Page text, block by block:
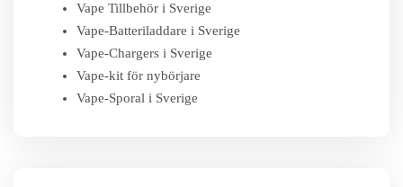
Vape Tillbehör i Sverige
Vape-Batteriladdare i Sverige
Vape-Chargers i Sverige
Vape-kit för nybörjare
Vape-Sporal i Sverige